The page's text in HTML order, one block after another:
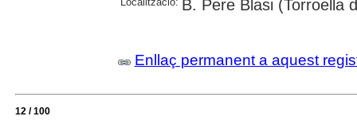
B. Pere Blasi (Torroella
Enllaç permanent a aquest
12 / 100